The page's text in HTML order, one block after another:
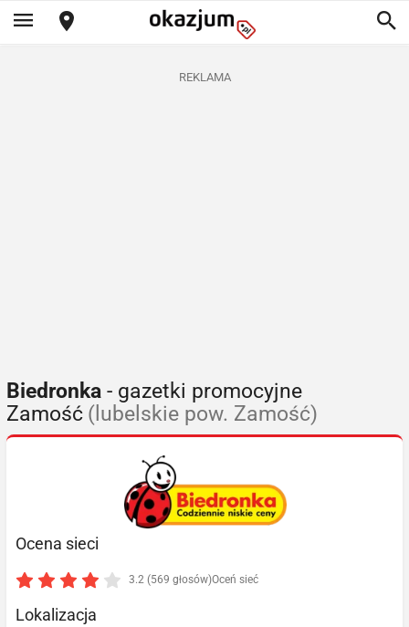
REKLAMA
Biedronka - gazetki promocyjne
Zamość (lubelskie pow. Zamość)
Ocena sieci
3.2 (569 głosów)Oceń sieć
Lokalizacja